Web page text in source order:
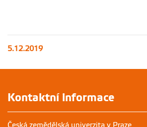
5.12.2019
Kontaktní informace
Česká zemědělská univerzita v Praze